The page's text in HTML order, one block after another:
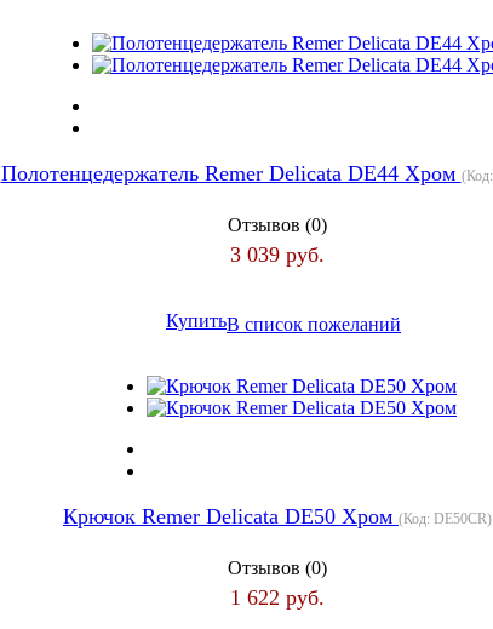
Полотенцедержатель Remer Delicata DE44 Хром (Код:
Отзывов (0)
3 039 руб.
КупитьВ список пожеланий
Крючок Remer Delicata DE50 Хром (Код: DE50CR)
Отзывов (0)
1 622 руб.